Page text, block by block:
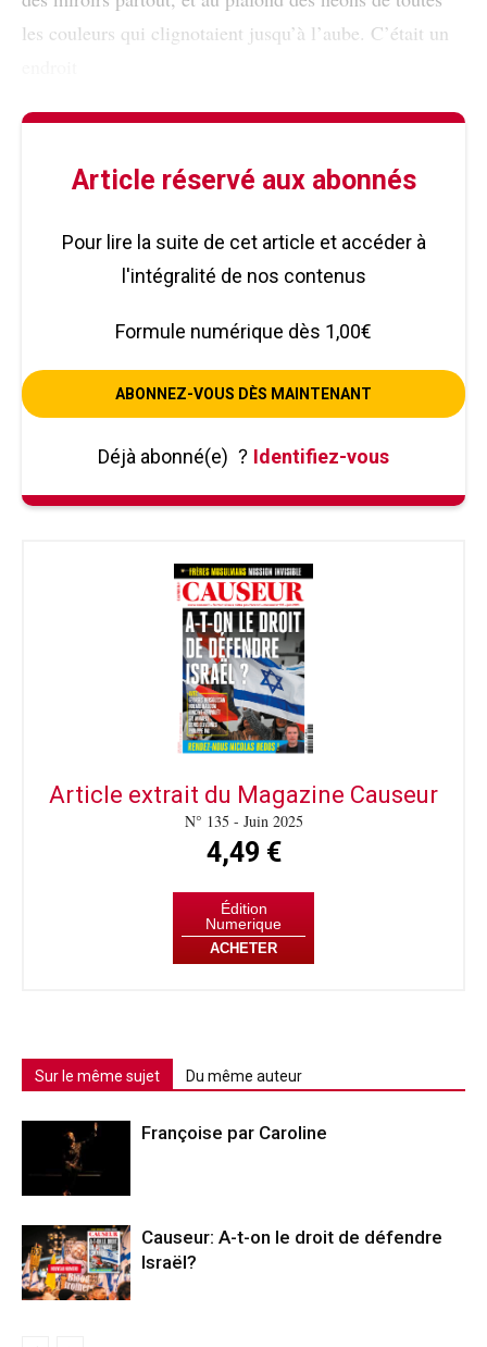
les couleurs qui clignotaient jusqu’à l’aube. C’était un
Article réservé aux abonnés
Pour lire la suite de cet article et accéder à
l'intégralité de nos contenus
Formule numérique dès 1,00€
ABONNEZ-VOUS DÈS MAINTENANT
Déjà abonné(e) ? Identifiez-vous
Article extrait du Magazine Causeur
N° 135 - Juin 2025
4,49 €
Édition
Numerique
ACHETER
Sur le même sujet Du même auteur
Françoise par Caroline
Causeur: A-t-on le droit de défendre
Israël?